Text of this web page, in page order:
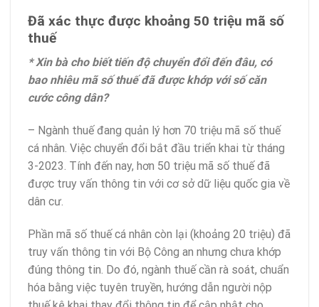
Đã xác thực được khoảng 50 triệu mã số
thuế
* Xin bà cho biết tiến độ chuyển đổi đến đâu, có
bao nhiêu mã số thuế đã được khớp với số căn
cước công dân?
– Ngành thuế đang quản lý hơn 70 triệu mã số thuế
cá nhân. Việc chuyển đổi bắt đầu triển khai từ tháng
3-2023. Tính đến nay, hơn 50 triệu mã số thuế đã
được truy vấn thông tin với cơ sở dữ liệu quốc gia về
dân cư.
Phần mã số thuế cá nhân còn lại (khoảng 20 triệu) đã
truy vấn thông tin với Bộ Công an nhưng chưa khớp
đúng thông tin. Do đó, ngành thuế cần rà soát, chuẩn
hóa bằng việc tuyên truyền, hướng dẫn người nộp